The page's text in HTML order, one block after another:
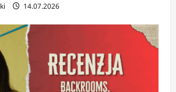
14.07.2026